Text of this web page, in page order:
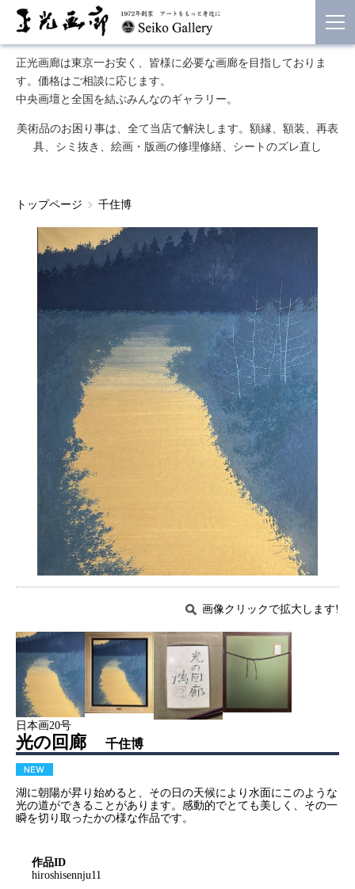
正光画廊は東京一お安く、皆様に必要な画廊を目指しておりま
す。価格はご相談に応じます。
中央画壇と全国を結ぶみんなのギャラリー。
美術品のお困り事は、全て当店で解決します。額縁、額装、再表
具、シミ抜き、絵画・版画の修理修繕、シートのズレ直し
トップページ 千住博
画像クリックで拡大します!
日本画20号
光の回廊 千住博
湖に朝陽が昇り始めると、その日の天候により水面にこのような
光の道ができることがあります。感動的でとても美しく、その一
瞬を切り取ったかの様な作品です。
作品ID
hiroshisennju11